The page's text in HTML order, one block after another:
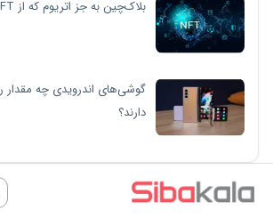
بلاک‌چین به جز اتریوم که از NFT پشتیبانی می‌کنند
دارند؟